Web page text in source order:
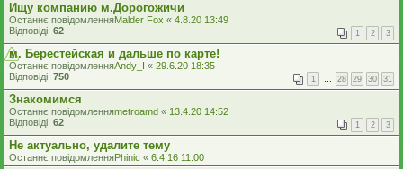
Ищу компанию м.Дорогожичи
Останнє повідомленняMalder Fox « 4.8.20 13:49
Відповіді: 62 1 2 3
м. Берестейская и дальше по карте!
Останнє повідомленняAndy_I « 29.6.20 18:35
Відповіді: 750 1 … 28 29 30 31
Знакомимся
Останнє повідомленняmetroamd « 13.4.20 14:52
Відповіді: 62 1 2 3
Не актуально, удалите тему
Останнє повідомленняPhinic « 6.4.16 11:00